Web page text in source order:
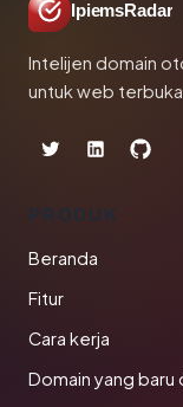
IpiemsRadar
Intelijen domain
untuk web terbuka.
PRODUK
Beranda
Fitur
Cara kerja
Domain yang baru